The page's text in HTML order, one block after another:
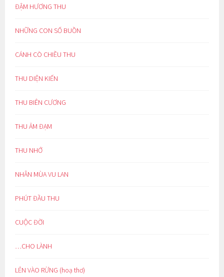
ĐẬM HƯƠNG THU
NHỮNG CON SỐ BUỒN
CÁNH CÒ CHIỀU THU
THU DIỆN KIẾN
THU BIÊN CƯƠNG
THU ẢM ĐẠM
THU NHỚ
NHÂN MÙA VU LAN
PHÚT ĐẦU THU
CUỘC ĐỜI
…CHO LÀNH
LẺN VÀO RỪNG (hoạ thơ)